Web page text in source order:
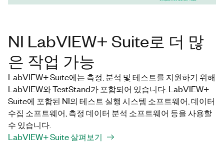
NI LabVIEW+ Suite로 더 많
은 작업 가능
LabVIEW+ Suite에는 측정, 분석 및 테스트를 지원하기 위해
LabVIEW와 TestStand가 포함되어 있습니다. LabVIEW+
Suite에 포함된 NI의 테스트 실행 시스템 소프트웨어, 데이터
수집 소프트웨어, 측정 데이터 분석 소프트웨어 등을 사용할
수 있습니다.
LabVIEW+ Suite 살펴보기